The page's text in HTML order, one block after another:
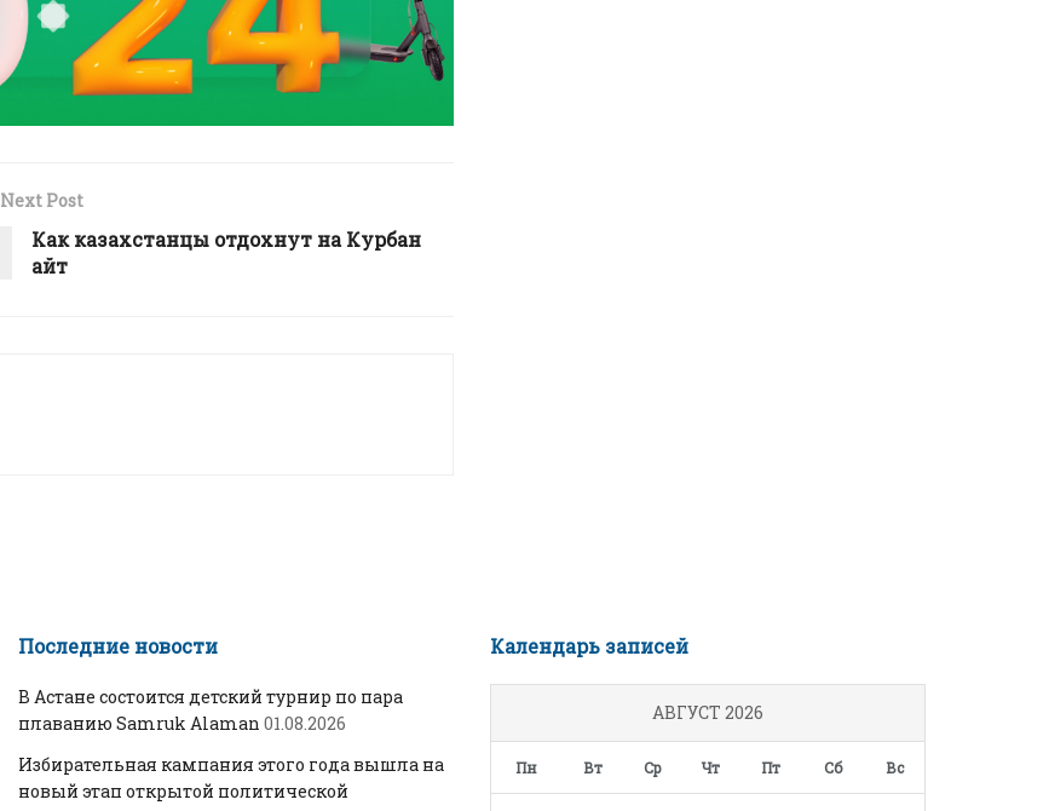
Next Post
Как казахстанцы отдохнут на Курбан
айт
Последние новости
В Астане состоится детский турнир по пара
плаванию Samruk Alaman 01.08.2026
Избирательная кампания этого года вышла на
новый этап открытой политической
Календарь записей
АВГУСТ 2026
Пн Вт Ср Чт Пт Сб Вс